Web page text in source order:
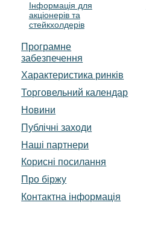
Інформація для
акціонерів та
стейкхолдерів
Програмне
забезпечення
Характеристика pинків
Торговельний календар
Новини
Публічні заходи
Наші партнери
Корисні посилання
Про біржу
Контактна інформація